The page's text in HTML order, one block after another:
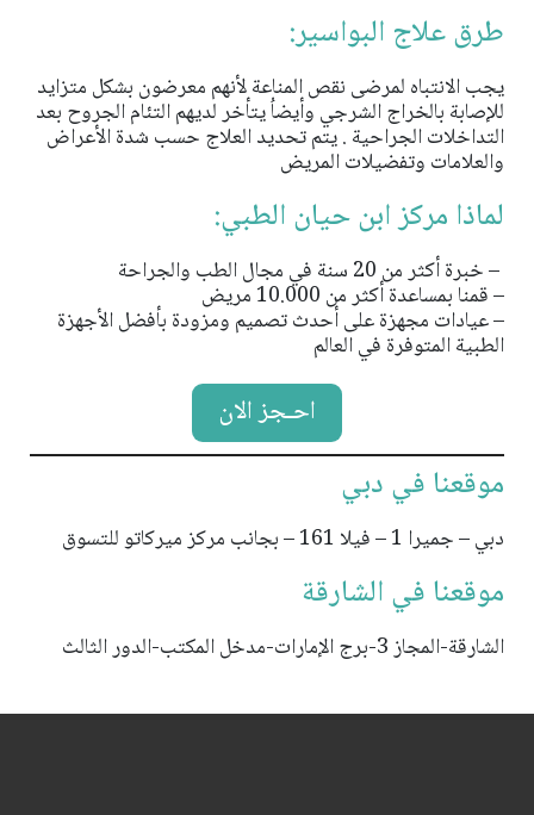
طرق علاج البواسير:
يجب الانتباه لمرضى نقص المناعة لأنهم معرضون بشكل متزايد
للإصابة بالخراج الشرجي وأيضاُ يتأخر لديهم التئام الجروح بعد
التداخلات الجراحية . يتم تحديد العلاج حسب شدة الأعراض
والعلامات وتفضيلات المريض
لماذا مركز ابن حيان الطبي:
– خبرة أكثر من 20 سنة في مجال الطب والجراحة
– قمنا بمساعدة أكثر من 10.000 مريض
– عيادات مجهزة على أحدث تصميم ومزودة بأفضل الأجهزة
الطبية المتوفرة في العالم
احـجز الان
موقعنا في دبي
دبي – جميرا 1 – فيلا 161 – بجانب مركز ميركاتو للتسوق
موقعنا في الشارقة
الشارقة-المجاز 3-برج الإمارات-مدخل المكتب-الدور الثالث